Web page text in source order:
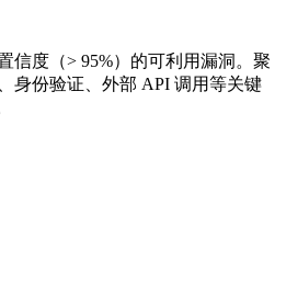
信度（> 95%）的可利用漏洞。聚
身份验证、外部 API 调用等关键